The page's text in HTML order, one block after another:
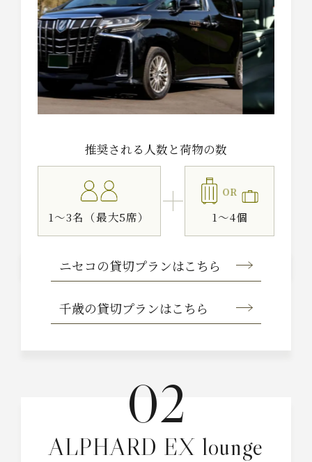
推奨される人数と荷物の数
1～3名（最大5席）
OR
1～4個
ニセコの貸切プランはこちら
千歳の貸切プランはこちら
02
ALPHARD EX lounge